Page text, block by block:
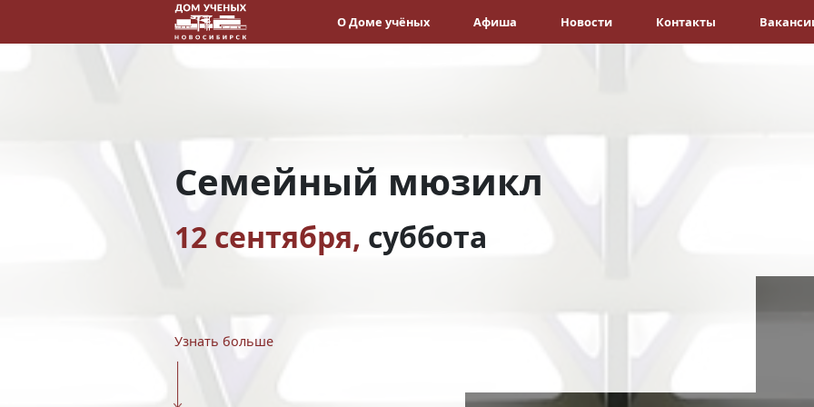
О Доме учёных Афиша Новости Контакты
Семейный мюзикл
12 сентября, суббота
Узнать больше